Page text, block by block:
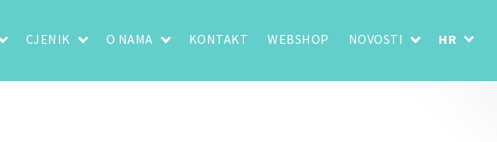
CJENIK O NAMA KONTAKT WEBSHOP NOVOSTI HR